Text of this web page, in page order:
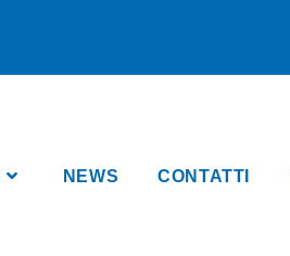
NEWS CONTATTI